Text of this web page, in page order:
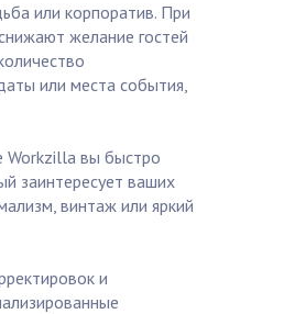
или корпоратив. При
желание гостей
или места события,
Workzilla вы быстро
заинтересует ваших
винтаж или яркий
и